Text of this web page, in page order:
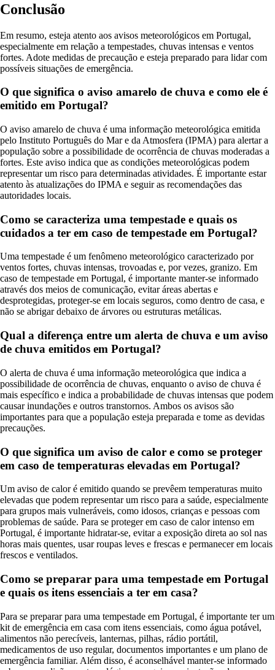
Conclusão
Em resumo, esteja atento aos avisos meteorológicos em Portugal,
especialmente em relação a tempestades, chuvas intensas e ventos
fortes. Adote medidas de precaução e esteja preparado para lidar com
possíveis situações de emergência.
O que significa o aviso amarelo de chuva e como ele é
emitido em Portugal?
O aviso amarelo de chuva é uma informação meteorológica emitida
pelo Instituto Português do Mar e da Atmosfera (IPMA) para alertar a
população sobre a possibilidade de ocorrência de chuvas moderadas a
fortes. Este aviso indica que as condições meteorológicas podem
representar um risco para determinadas atividades. É importante estar
atento às atualizações do IPMA e seguir as recomendações das
autoridades locais.
Como se caracteriza uma tempestade e quais os
cuidados a ter em caso de tempestade em Portugal?
Uma tempestade é um fenômeno meteorológico caracterizado por
ventos fortes, chuvas intensas, trovoadas e, por vezes, granizo. Em
caso de tempestade em Portugal, é importante manter-se informado
através dos meios de comunicação, evitar áreas abertas e
desprotegidas, proteger-se em locais seguros, como dentro de casa, e
não se abrigar debaixo de árvores ou estruturas metálicas.
Qual a diferença entre um alerta de chuva e um aviso
de chuva emitidos em Portugal?
O alerta de chuva é uma informação meteorológica que indica a
possibilidade de ocorrência de chuvas, enquanto o aviso de chuva é
mais específico e indica a probabilidade de chuvas intensas que podem
causar inundações e outros transtornos. Ambos os avisos são
importantes para que a população esteja preparada e tome as devidas
precauções.
O que significa um aviso de calor e como se proteger
em caso de temperaturas elevadas em Portugal?
Um aviso de calor é emitido quando se prevêem temperaturas muito
elevadas que podem representar um risco para a saúde, especialmente
para grupos mais vulneráveis, como idosos, crianças e pessoas com
problemas de saúde. Para se proteger em caso de calor intenso em
Portugal, é importante hidratar-se, evitar a exposição direta ao sol nas
horas mais quentes, usar roupas leves e frescas e permanecer em locais
frescos e ventilados.
Como se preparar para uma tempestade em Portugal
e quais os itens essenciais a ter em casa?
Para se preparar para uma tempestade em Portugal, é importante ter um
kit de emergência em casa com itens essenciais, como água potável,
alimentos não perecíveis, lanternas, pilhas, rádio portátil,
medicamentos de uso regular, documentos importantes e um plano de
emergência familiar. Além disso, é aconselhável manter-se informado